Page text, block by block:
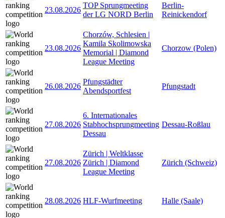
23.08.2026
TOP Sprungmeeting
der LG NORD Berlin
Berlin-
Reinickendorf
23.08.2026
Chorzów, Schlesien |
Kamila Skolimowska
Memorial | Diamond
League Meeting
Chorzow (Polen)
26.08.2026
Pfungstädter
Abendsportfest
Pfungstadt
27.08.2026
6. Internationales
Stabhochsprungmeeting
Dessau
Dessau-Roßlau
27.08.2026
Zürich | Weltklasse
Zürich | Diamond
League Meeting
Zürich (Schweiz)
28.08.2026 HLF-Wurfmeeting Halle (Saale)